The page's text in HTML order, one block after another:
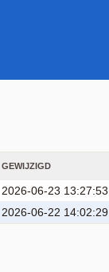
GEWIJZIGD
2026-06-23 13:27:53
2026-06-22 14:02:29